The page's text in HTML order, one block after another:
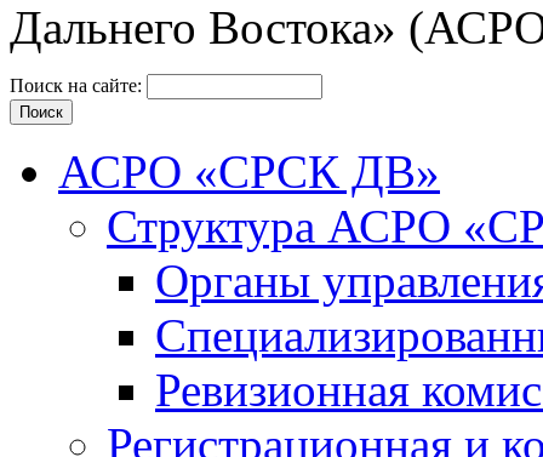
Дальнего Востока»
Поиск на сайте:
АСРО «СРСК ДВ»
Структура АСРО
Органы
Ревизионная
Регистрационная и